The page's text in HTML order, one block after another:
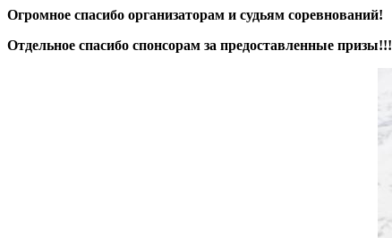
Огромное спасибо организаторам и судьям соревнований!
Отдельное спасибо спонсорам за предоставленные призы!!!